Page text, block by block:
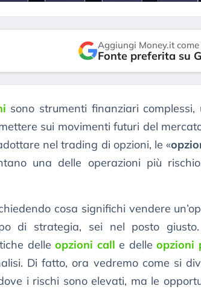
Aggiungi Money.it come
Fonte preferita su
sono strumenti finanziari
sui movimenti futuri del
nel trading di opzioni, le «
una delle operazioni più
cosa significhi vendere
di strategia, sei nel posto
delleopzioni call e delleopzioni
Di fatto, ora vedremo come si
i rischi sono elevati, ma le
mostrando segni di stanchezza
verso le (…)